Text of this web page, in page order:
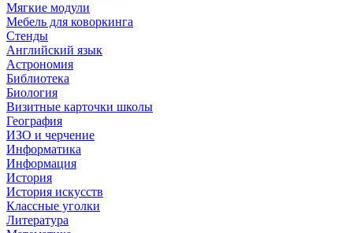
Мягкие модули
Мебель для коворкинга
Стенды
Английский язык
Астрономия
Библиотека
Биология
Визитные карточки школы
География
ИЗО и черчение
Информатика
Информация
История
История искусств
Классные уголки
Литература